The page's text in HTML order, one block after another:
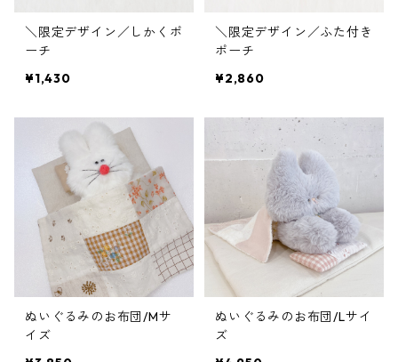
＼限定デザイン／しかくポ
ーチ
¥1,430
＼限定デザイン／ふた付き
ポーチ
¥2,860
ぬいぐるみのお布団/Mサ
イズ
ぬいぐるみのお布団/Lサイ
ズ